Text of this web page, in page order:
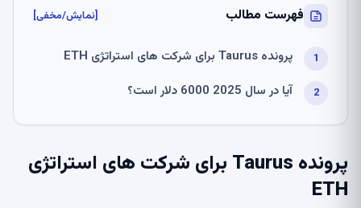
فهرست مطالب [نمایش/مخفی]
پرونده Taurus برای شرکت های استراتژی ETH
آیا در سال 2025 6000 دلار است؟
پرونده Taurus برای شرکت های استراتژی
ETH